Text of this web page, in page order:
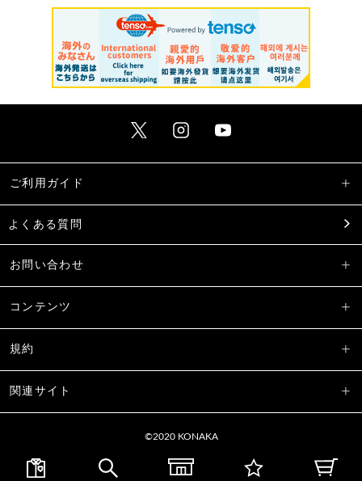
ご利用ガイド
よくある質問
お問い合わせ
コンテンツ
規約
関連サイト
©2020 KONAKA